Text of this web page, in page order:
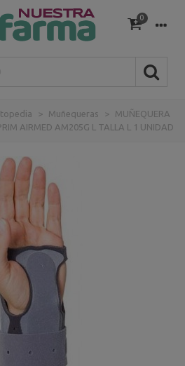
0
> Muñequeras >
MUÑEQUERA
AIRMED AM205G L TALLA L 1 UNIDAD